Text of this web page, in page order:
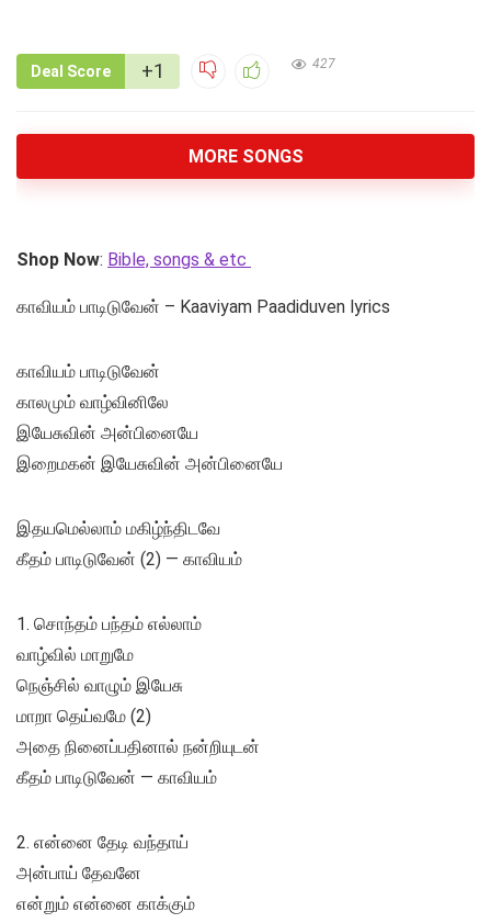
Deal Score +1 427
MORE SONGS
Shop Now: Bible, songs & etc
காவியம் பாடிடுவேன் – Kaaviyam Paadiduven lyrics
காவியம் பாடிடுவேன்
காலமும் வாழ்வினிலே
இயேசுவின் அன்பினையே
இறைமகன் இயேசுவின் அன்பினையே
இதயமெல்லாம் மகிழ்ந்திடவே
கீதம் பாடிடுவேன் (2) — காவியம்
1. சொந்தம் பந்தம் எல்லாம்
வாழ்வில் மாறுமே
நெஞ்சில் வாழும் இயேசு
மாறா தெய்வமே (2)
அதை நினைப்பதினால் நன்றியுடன்
கீதம் பாடிடுவேன் — காவியம்
2. என்னை தேடி வந்தாய்
அன்பாய் தேவனே
என்றும் என்னை காக்கும்